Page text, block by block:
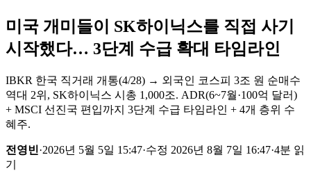
미국 개미들이 SK하이닉스를 직접 사기
시작했다… 3단계 수급 확대 타임라인
IBKR 한국 직거래 개통(4/28) → 외국인 코스피 3조 원 순매수
역대 2위, SK하이닉스 시총 1,000조. ADR(6~7월·100억 달러)
+ MSCI 선진국 편입까지 3단계 수급 타임라인 + 4개 층위 수
혜주.
전영빈·2026년 5월 5일 15:47·수정 2026년 8월 7일 16:47·4분 읽
기